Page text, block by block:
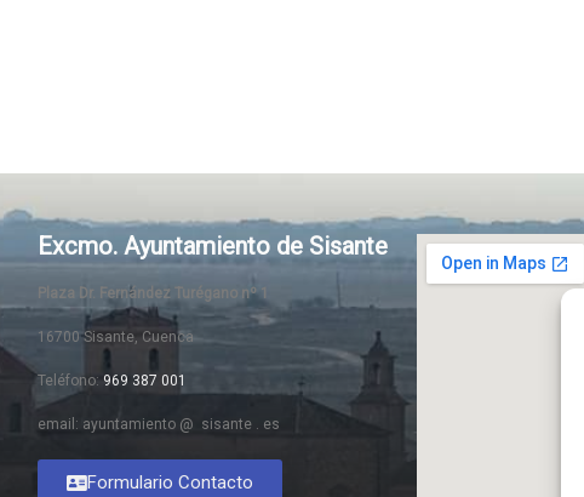
Excmo. Ayuntamiento de Sisante
Plaza Dr. Fernández Turégano nº 1
16700 Sisante, Cuenca
Teléfono: 969 387 001
email: ayuntamiento @ sisante . es
Formulario Contacto